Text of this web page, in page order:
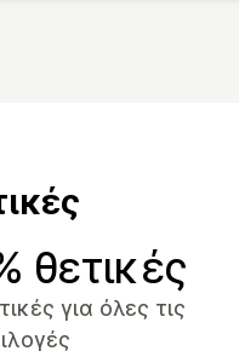
θετικές
για όλες τις